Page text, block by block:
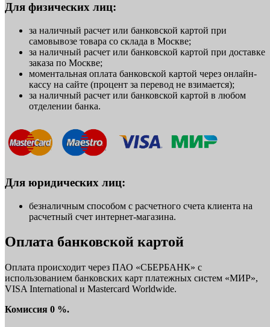
Для физических лиц:
за наличный расчет или банковской картой при
самовывозе товара со склада в Москве;
за наличный расчет или банковской картой при доставке
заказа по Москве;
моментальная оплата банковской картой через онлайн-
кассу на сайте (процент за перевод не взимается);
за наличный расчет или банковской картой в любом
отделении банка.
Для юридических лиц:
безналичным способом с расчетного счета клиента на
расчетный счет интернет-магазина.
Оплата банковской картой
Оплата происходит через ПАО «СБЕРБАНК» с
использованием банковских карт платежных систем «МИР»,
VISA International и Mastercard Worldwide.
Комиссия 0 %.